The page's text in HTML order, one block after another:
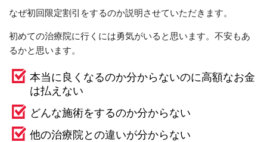
なぜ初回限定割引をするのか説明させていただきます。
初めての治療院に行くには勇気がいると思います。不安もあ
るかと思います。
本当に良くなるのか分からないのに高額なお金
は払えない
どんな施術をするのか分からない
他の治療院との違いが分からない